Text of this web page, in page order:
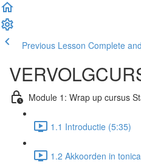
Previous Lesson Complete
Module 1: Wrap up cursus
1.1 Introductie (5:35)
1.2 Akkoorden in